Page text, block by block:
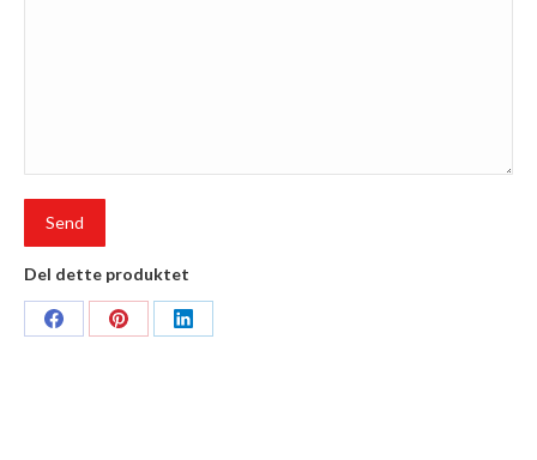
Del dette produktet
Share
Share
Share